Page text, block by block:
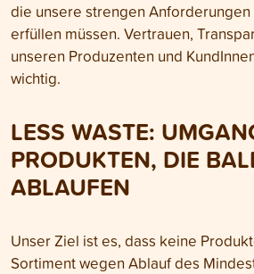
die unsere strengen
erfüllen müssen. Vertrauen,
unseren Produzenten und
wichtig.
LESS WASTE:
PRODUKTEN, DIE
ABLAUFEN
Unser Ziel ist es, dass keine
Sortiment wegen Ablauf des